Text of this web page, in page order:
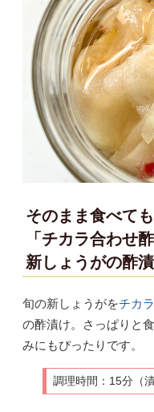
そのまま食べて
「チカラ合わせ
新しょうがの酢
旬の新しょうがをチカ
の酢漬け。さっぱりと
みにもぴったりです。
調理時間：15分（